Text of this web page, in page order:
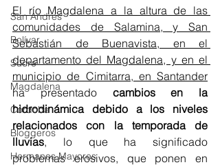
San Andres
Bolívar
Sucre
Magdalena
Córdoba
Bloggeros
Hermanos Mayores
El río Magdalena a la altura de las
comunidades de Salamina, y San
Sebastián de Buenavista, en el
departamento del Magdalena, y en el
municipio de Cimitarra, en Santander
ha presentado cambios en la
hidrodinámica debido a los niveles
relacionados con la temporada de
lluvias, lo que ha significado
problemas erosivos, que ponen en